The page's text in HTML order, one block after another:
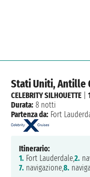
Stati Uniti, Antille
CELEBRITY SILHOUETTE|
Durata: 8 notti
Partenza da: Fort
Itinerario:
1. Fort Lauderdale,2.
7. navigazione,8.